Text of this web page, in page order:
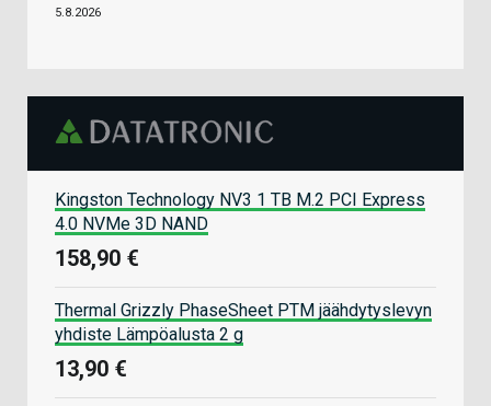
5.8.2026
Kingston Technology NV3 1 TB M.2 PCI Express
4.0 NVMe 3D NAND
158,90 €
Thermal Grizzly PhaseSheet PTM jäähdytyslevyn
yhdiste Lämpöalusta 2 g
13,90 €